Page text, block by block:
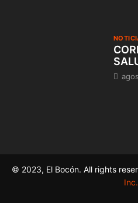
© 2023, El Bocón. All rights
Inc.